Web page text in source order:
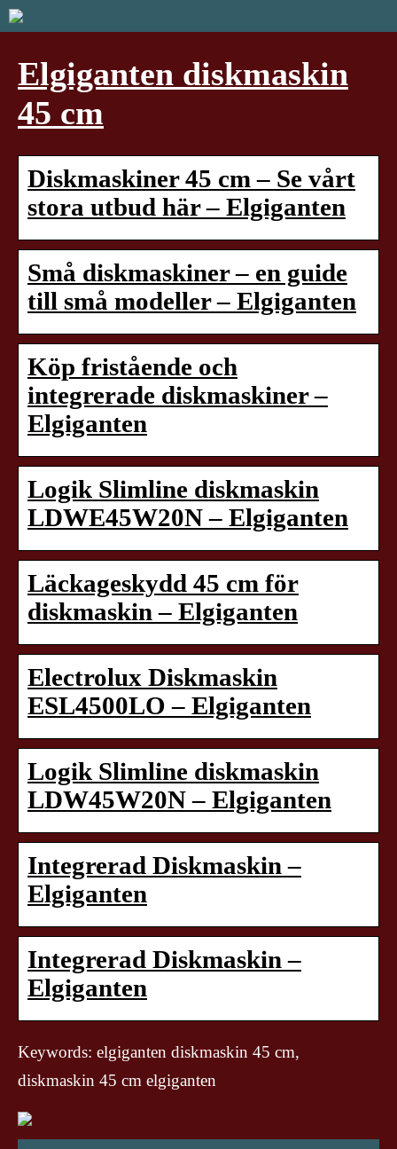
Elgiganten diskmaskin
45 cm
Diskmaskiner 45 cm – Se vårt
stora utbud här – Elgiganten
Små diskmaskiner – en guide
till små modeller – Elgiganten
Köp fristående och
integrerade diskmaskiner –
Elgiganten
Logik Slimline diskmaskin
LDWE45W20N – Elgiganten
Läckageskydd 45 cm för
diskmaskin – Elgiganten
Electrolux Diskmaskin
ESL4500LO – Elgiganten
Logik Slimline diskmaskin
LDW45W20N – Elgiganten
Integrerad Diskmaskin –
Elgiganten
Integrerad Diskmaskin –
Elgiganten
Keywords: elgiganten diskmaskin 45 cm,
diskmaskin 45 cm elgiganten